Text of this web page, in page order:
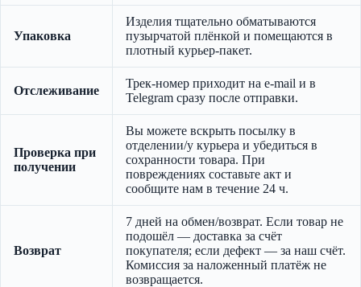
Упаковка
Изделия тщательно обматываются
пузырчатой плёнкой и помещаются в
плотный курьер-пакет.
Отслеживание
Трек-номер приходит на e-mail и в
Telegram сразу после отправки.
Проверка при
получении
Вы можете вскрыть посылку в
отделении/у курьера и убедиться в
сохранности товара. При
повреждениях составьте акт и
сообщите нам в течение 24 ч.
Возврат
7 дней на обмен/возврат. Если товар не
подошёл — доставка за счёт
покупателя; если дефект — за наш счёт.
Комиссия за наложенный платёж не
возвращается.